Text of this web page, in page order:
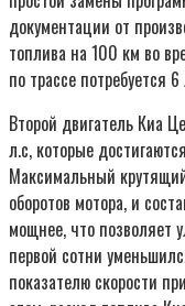
документации от
топлива на 100 км во
по трассе потребуется
Второй двигатель Киа
л.с, которые
Максимальный
оборотов мотора, и
мощнее, что позволяет
первой сотни
показателю скорости